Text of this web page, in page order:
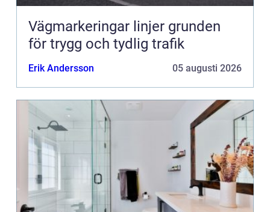
Vägmarkeringar linjer grunden
för trygg och tydlig trafik
Erik Andersson 05 augusti 2026